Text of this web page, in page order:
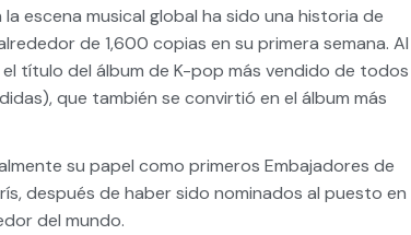
la escena musical global ha sido una historia de
de 1,600 copias en su primera semana. Al
título del álbum de K-pop más vendido de todos
que también se convirtió en el álbum más
su papel como primeros Embajadores de
después de haber sido nominados al puesto en
del mundo.